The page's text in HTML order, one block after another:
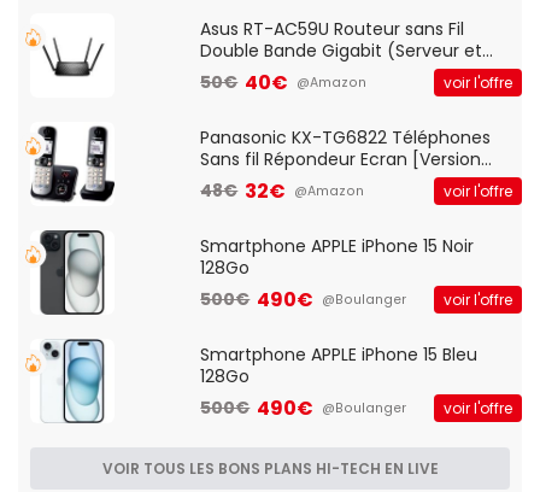
Asus RT-AC59U Routeur sans Fil
Double Bande Gigabit (Serveur et
Client VPN, Triple Vlan, Mode Point
d'accès et Bridge, contrôle Parental,
50€ 40€ @Amazon voir l'offre
Panasonic KX-TG6822 Téléphones
Sans fil Répondeur Ecran [Version
Française]
48€ 32€ @Amazon voir l'offre
Smartphone APPLE iPhone 15 Noir
128Go
500€ 490€ @Boulanger voir l'offre
Smartphone APPLE iPhone 15 Bleu
128Go
500€ 490€ @Boulanger voir l'offre
VOIR TOUS LES BONS PLANS HI-TECH EN LIVE